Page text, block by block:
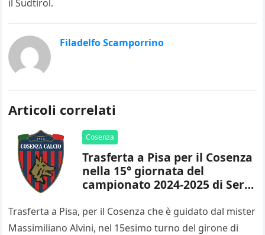
il Sudtirol.
Filadelfo Scamporrino
Articoli correlati
Cosenza
Trasferta a Pisa per il Cosenza
nella 15° giornata del
campionato 2024-2025 di Serie
Trasferta a Pisa, per il Cosenza che è guidato dal mister
Massimiliano Alvini, nel 15esimo turno del girone di